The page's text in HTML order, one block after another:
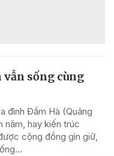
sống cùng
đình Đầm Hà (Quảng
năm, hay kiến trúc
cộng đồng gìn giữ,